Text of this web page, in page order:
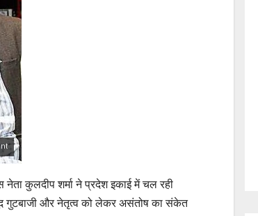
कुलदीप शर्मा ने प्रदेश इकाई में चल रही
गुटबाजी और नेतृत्व को लेकर असंतोष का संकेत